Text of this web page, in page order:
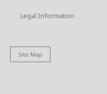
Legal Information
Site Map